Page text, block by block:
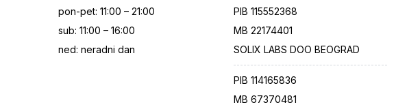
pon-pet: 11:00 – 21:00
sub: 11:00 – 16:00
ned: neradni dan
PIB 115552368
MB 22174401
SOLIX LABS DOO BEOGRAD
PIB 114165836
MB 67370481